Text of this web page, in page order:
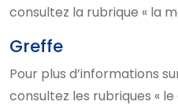
consultez la rubrique « la
Greffe
Pour plus d’informations
consultez les rubriques «